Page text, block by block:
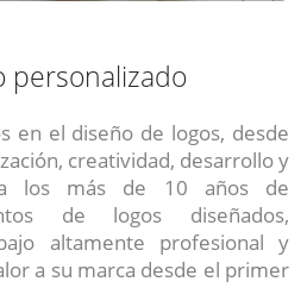
personalizado
en el diseño de logos, desde
creatividad, desarrollo y
los más de 10 años de
de logos diseñados,
altamente profesional y
a su marca desde el primer